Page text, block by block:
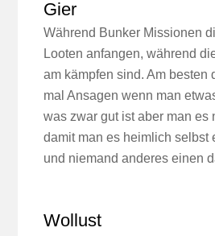
Gier
Während Bunker Missionen
Looten anfangen, während
am kämpfen sind. Am besten
mal Ansagen wenn man
was zwar gut ist aber man es
damit man es heimlich selbst
und niemand anderes einen
Wollust